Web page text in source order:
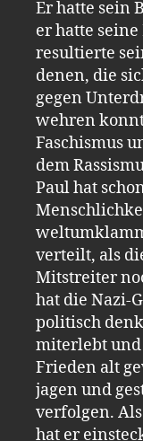
Er hatte sein
er hatte
resultierte
denen, die
gegen
wehren
Faschismus
dem
Paul hat
verteilt, als
Mitstreiter
hat die Nazi-
politisch
miterlebt und
Frieden alt
jagen und
verfolgen.
hat er